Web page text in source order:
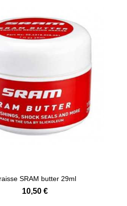
SRAM butter 29ml
10,50 €